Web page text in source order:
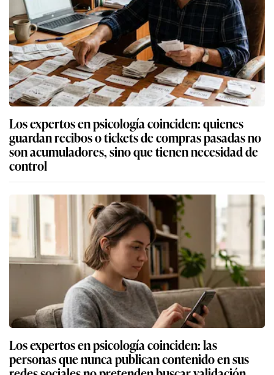
Los expertos en psicología coinciden: quienes
guardan recibos o tickets de compras pasadas no
son acumuladores, sino que tienen necesidad de
control
Los expertos en psicología coinciden: las
personas que nunca publican contenido en sus